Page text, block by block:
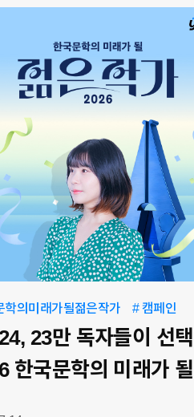
학의미래가될젊은작가 # 캠페인
23만 독자들이 선
한국문학의 미래가